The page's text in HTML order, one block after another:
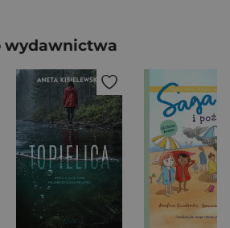
wydawnictwa